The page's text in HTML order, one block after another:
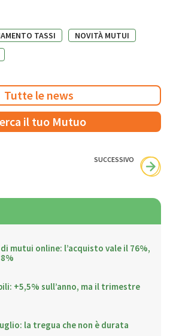
TASSI
NOVITÀ MUTUI
Tutte le news
il tuo Mutuo
SUCCESSIVO
mutui online: l’acquisto vale il 76%,
+5,5% sull’anno, ma il trimestre
la tregua che non è durata